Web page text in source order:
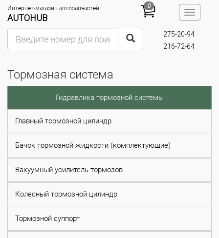
Toggle
0
Интернет-магазин автозапчастей
AUTOHUB
275-20-94
216-72-64
Тормозная система
Гидравлика тормозной системы
Главный тормозной цилиндр
Бачок тормозной жидкости (комплектующие)
Вакуумный усилитель тормозов
Колесный тормозной цилиндр
Тормозной суппорт